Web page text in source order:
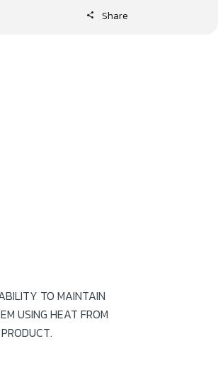
Share
TO MAINTAIN
USING HEAT FROM